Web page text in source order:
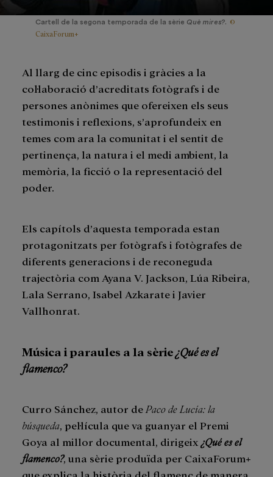
Cartell de la segona temporada de la sèrie Què mires?. ©
CaixaForum+
Al llarg de cinc episodis i gràcies a la
col·laboració d’acreditats fotògrafs i de
persones anònimes que ofereixen els seus
testimonis i reflexions, s’aprofundeix en
temes com ara la comunitat i el sentit de
pertinença, la natura i el medi ambient, la
memòria, la ficció o la representació del
poder.
Els capítols d’aquesta temporada estan
protagonitzats per fotògrafs i fotògrafes de
diferents generacions i de reconeguda
trajectòria com Ayana V. Jackson, Lúa Ribeira,
Lala Serrano, Isabel Azkarate i Javier
Vallhonrat.
Música i paraules a la sèrie¿Qué es el
flamenco?
Curro Sánchez, autor de Paco de Lucía: la
búsqueda , pel·lícula que va guanyar el Premi
Goya al millor documental, dirigeix ¿Qué es el
flamenco?, una sèrie produïda per CaixaForum+
que explica la història del flamenc de manera